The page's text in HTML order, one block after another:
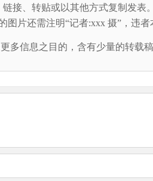
接、转贴或以其他方式复制发
图片还需注明“记者:xxx 摄”，违
信息之目的，含有少量的转载稿